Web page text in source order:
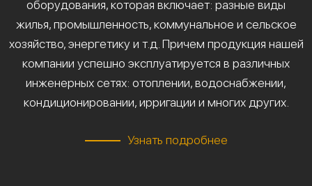
оборудования, которая включает: разные виды
жилья, промышленность, коммунальное и сельское
хозяйство, энергетику и т.д. Причем продукция нашей
компании успешно эксплуатируется в различных
инженерных сетях: отоплении, водоснабжении,
кондиционировании, ирригации и многих других.
Узнать подробнее